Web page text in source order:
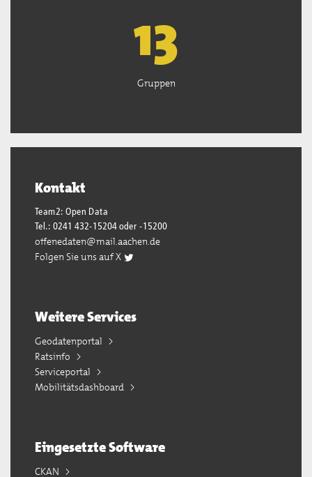
13
Gruppen
Kontakt
Team2: Open Data
Tel.: 0241 432-15204 oder -15200
offenedaten@mail.aachen.de
Folgen Sie uns auf X
Weitere Services
Geodatenportal
Ratsinfo
Serviceportal
Mobilitätsdashboard
Eingesetzte Software
CKAN